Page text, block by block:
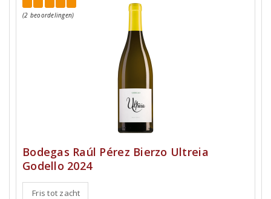
(2 beoordelingen)
Bodegas Raúl Pérez Bierzo Ultreia
Godello 2024
Fris tot zacht